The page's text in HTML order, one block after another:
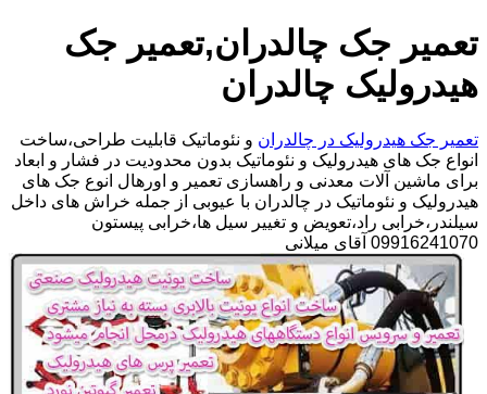
تعمیر جک چالدران,تعمیر جک
هیدرولیک چالدران
تعمیر جک هیدرولیک در چالدران و نئوماتیک قابلیت طراحی،ساخت
انواع جک های هیدرولیک و نئوماتیک بدون محدودیت در فشار و ابعاد
برای ماشین آلات معدنی و راهسازی تعمیر و اورهال انوع جک های
هیدرولیک و نئوماتیک در چالدران با عیوبی از جمله خراش های داخل
سیلندر،خرابی راد،تعویض و تغییر سیل ها،خرابی پیستون
09916241070 آقای میلانی